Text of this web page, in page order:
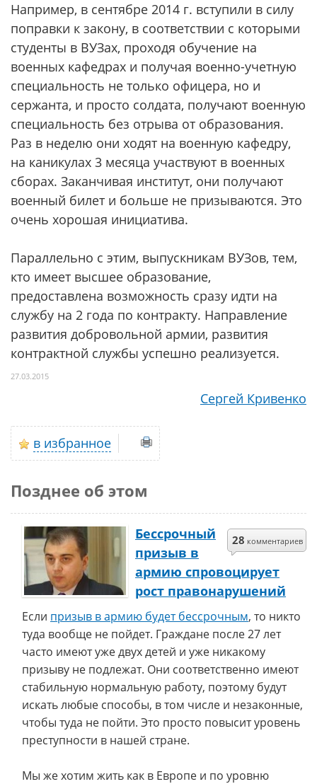
Например, в сентябре 2014 г. вступили в силу
поправки к закону, в соответствии с которыми
студенты в ВУЗах, проходя обучение на
военных кафедрах и получая военно-учетную
специальность не только офицера, но и
сержанта, и просто солдата, получают военную
специальность без отрыва от образования.
Раз в неделю они ходят на военную кафедру,
на каникулах 3 месяца участвуют в военных
сборах. Заканчивая институт, они получают
военный билет и больше не призываются. Это
очень хорошая инициатива.
Параллельно с этим, выпускникам ВУЗов, тем,
кто имеет высшее образование,
предоставлена возможность сразу идти на
службу на 2 года по контракту. Направление
развития добровольной армии, развития
контрактной службы успешно реализуется.
27.03.2015
Сергей Кривенко
в избранное
Позднее об этом
28 комментариев
Бессрочный
призыв в
армию спровоцирует
рост правонарушений
Если призыв в армию будет бессрочным, то никто
туда вообще не пойдет. Граждане после 27 лет
часто имеют уже двух детей и уже никакому
призыву не подлежат. Они соответственно имеют
стабильную нормальную работу, поэтому будут
искать любые способы, в том числе и незаконные,
чтобы туда не пойти. Это просто повысит уровень
преступности в нашей стране.
Мы же хотим жить как в Европе и по уровню